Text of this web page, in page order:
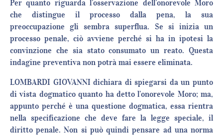
Per quanto riguarda l’osservazione dell’onorevole Moro
che distingue il processo dalla pena, la sua
preoccupazione gli sembra superflua. Se si inizia un
processo penale, ciò avviene perché si ha in ipotesi la
convinzione che sia stato consumato un reato. Questa
indagine preventiva non potrà mai essere eliminata.
LOMBARDI GIOVANNI dichiara di spiegarsi da un punto
di vista dogmatico quanto ha detto l’onorevole Moro; ma,
appunto perché è una questione dogmatica, essa rientra
nella specificazione che deve fare la legge speciale, il
diritto penale. Non si può quindi pensare ad una norma